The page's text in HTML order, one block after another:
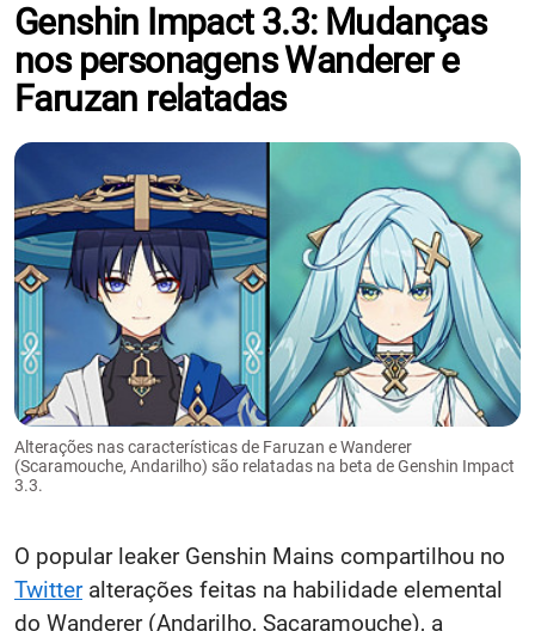
Genshin Impact 3.3: Mudanças
nos personagens Wanderer e
Faruzan relatadas
Alterações nas características de Faruzan e Wanderer
(Scaramouche, Andarilho) são relatadas na beta de Genshin Impact
3.3.
O popular leaker Genshin Mains compartilhou no
Twitteralterações feitas na habilidade elemental
do Wanderer (Andarilho, Sacaramouche), a